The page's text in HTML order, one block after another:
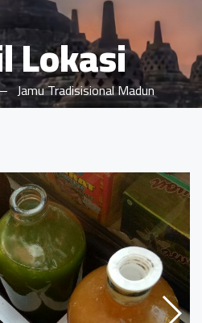
Lokasi
Jamu Tradisisional Madun